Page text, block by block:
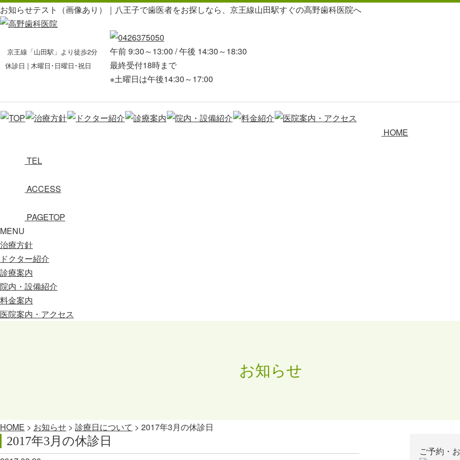
お知らせテスト（画像あり）｜八王子で歯医者をお探しなら、京王線山田駅すぐの高野歯科医院へ
京王線「山田駅」より徒歩2分
休診日 | 木曜日･日曜日･祝日
午前 9:30～13:00 / 午後 14:30～18:30
最終受付18時まで
※土曜日は午後14:30～17:00
HOME
TEL
ACCESS
PAGETOP
MENU
治療方針
ドクター紹介
診療案内
院内・設備紹介
料金案内
医院案内・アクセス
お知らせ
HOME > お知らせ > 診療日について > 2017年3月の休診日
2017年3月の休診日
ご予約・